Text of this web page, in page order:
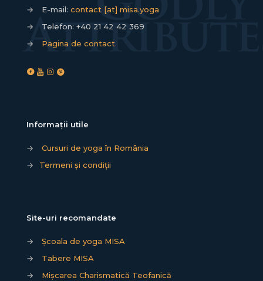
→ E-mail: contact [at] misa.yoga
→
Telefon: +40 21 42 42 369
→
Pagina de contact
Informații utile
→
Cursuri de yoga în România
→
Termeni și condiții
Site-uri recomandate
→
Școala de yoga MISA
→
Tabere MISA
→
Mișcarea Charismatică Teofanică